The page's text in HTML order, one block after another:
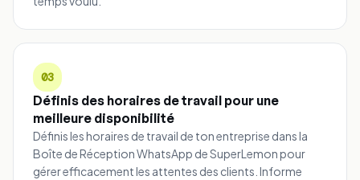
03
Définis des horaires de travail pour une
meilleure disponibilité
Définis les horaires de travail de ton entreprise dans la
Boîte de Réception WhatsApp de SuperLemon pour
gérer efficacement les attentes des clients. Informe